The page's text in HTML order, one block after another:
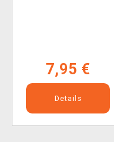
7,95 €
Details